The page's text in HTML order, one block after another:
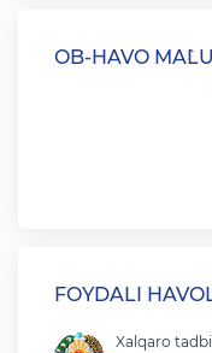
OB-HAVO
FOYDALI
Xalqaro